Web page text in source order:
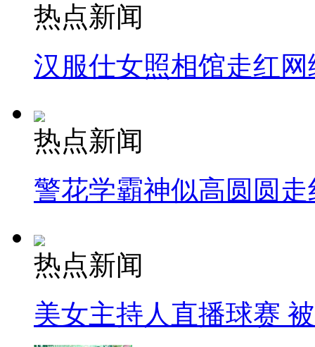
热点新闻
汉服仕女照相馆走红网
热点新闻
警花学霸神似高圆圆走
热点新闻
美女主持人直播球赛